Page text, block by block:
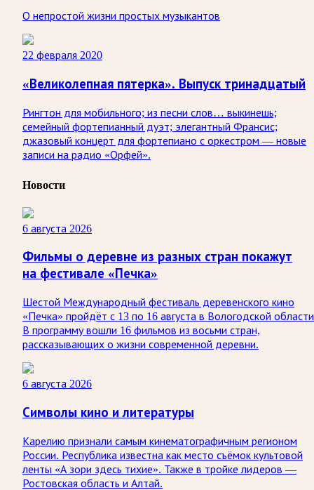
О непростой жизни простых музыкантов
22 февраля 2020
«Великолепная пятерка». Выпуск тринадцатый
Рингтон для мобильного; из песни слов… выкинешь;
семейный фортепианный дуэт; элегантный Франсис;
джазовый концерт для фортепиано с оркестром — новые
записи на радио «Орфей».
Новости
6 августа 2026
Фильмы о деревне из разных стран покажут
на фестивале «Печка»
Шестой Международный фестиваль деревенского кино
«Печка» пройдёт с 13 по 16 августа в Вологодской
В программу вошли 16 фильмов из восьми стран,
рассказывающих о жизни современной деревни.
6 августа 2026
Символы кино и литературы
Карелию признали самым кинематографичным регионом
России. Республика известна как место съёмок культовой
ленты «А зори здесь тихие». Также в тройке лидеров —
Ростовская область и Алтай.